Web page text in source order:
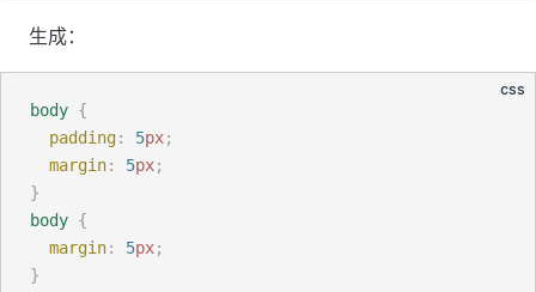
生成：
css
body {
padding: 5px;
margin: 5px;
}
body {
margin: 5px;
}